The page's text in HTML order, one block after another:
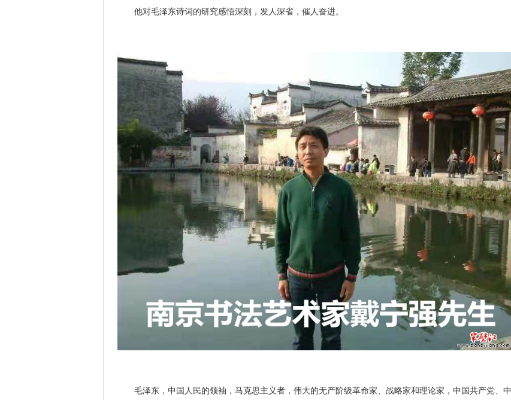
他对毛泽东诗词的研究感悟深刻，发人深省，催人奋进。
毛泽东，中国人民的领袖，马克思主义者，伟大的无产阶级革命家、战略家和理论家，中国共产党、中